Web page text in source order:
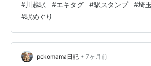
川越駅近辺で出会ったもの 出会ったマン
火栓かわいい！！ 駐車場は近所のユープ
に。 1時間は無料でした。（202601） 川
は・・・。 るるぶ埼玉 川越 秩父 鉄道博
ぶ情報版） [ JTBパブリッシング 旅行ガ
#川越駅 #エキタグ #駅スタンプ #埼
#駅めぐり
pokomama日記 • 7ヶ月前